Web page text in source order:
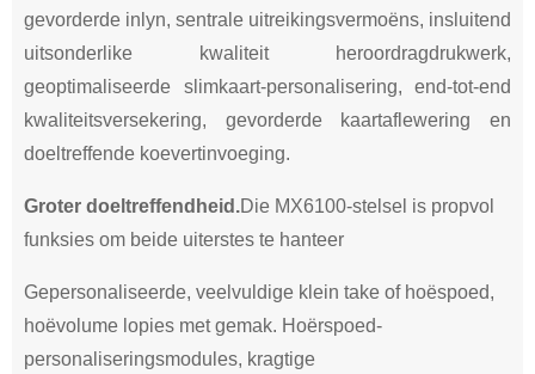
gevorderde inlyn, sentrale uitreikingsvermoëns, insluitend
uitsonderlike kwaliteit heroordragdrukwerk,
geoptimaliseerde slimkaart-personalisering, end-tot-end
kwaliteitsversekering, gevorderde kaartaflewering en
doeltreffende koevertinvoeging.
Groter doeltreffendheid.Die MX6100-stelsel is propvol
funksies om beide uiterstes te hanteer
Gepersonaliseerde, veelvuldige klein take of hoëspoed,
hoëvolume lopies met gemak. Hoërspoed-
personaliseringsmodules, kragtige